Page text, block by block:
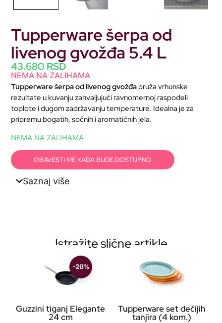
Tupperware šerpa od
livenog gvožđa 5.4 L
43.680 RSD
NEMA NA ZALIHAMA
Tupperware šerpa od livenog gvožđa pruža vrhunske
rezultate u kuvanju zahvaljujući ravnomernoj raspodeli
toplote i dugom zadržavanju temperature. Idealna je za
pripremu bogatih, sočnih i aromatičnih jela.
NEMA NA ZALIHAMA
OBAVESTI ME KADA BUDE DOSTUPNO
Saznaj više
Istražite slične artikle
-20%
Guzzini tiganj Elegante
24 cm
Tupperware set dečijih
tanjira (4 kom.)